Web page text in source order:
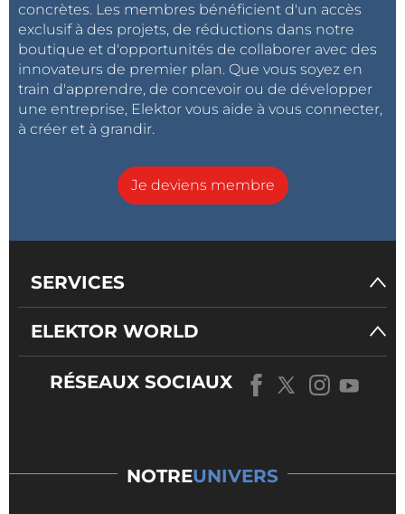
concrètes. Les membres bénéficient d'un accès
exclusif à des projets, de réductions dans notre
boutique et d'opportunités de collaborer avec des
innovateurs de premier plan. Que vous soyez en
train d'apprendre, de concevoir ou de développer
une entreprise, Elektor vous aide à vous connecter,
à créer et à grandir.
Je deviens membre
SERVICES
ELEKTOR WORLD
RÉSEAUX SOCIAUX
NOTREUNIVERS